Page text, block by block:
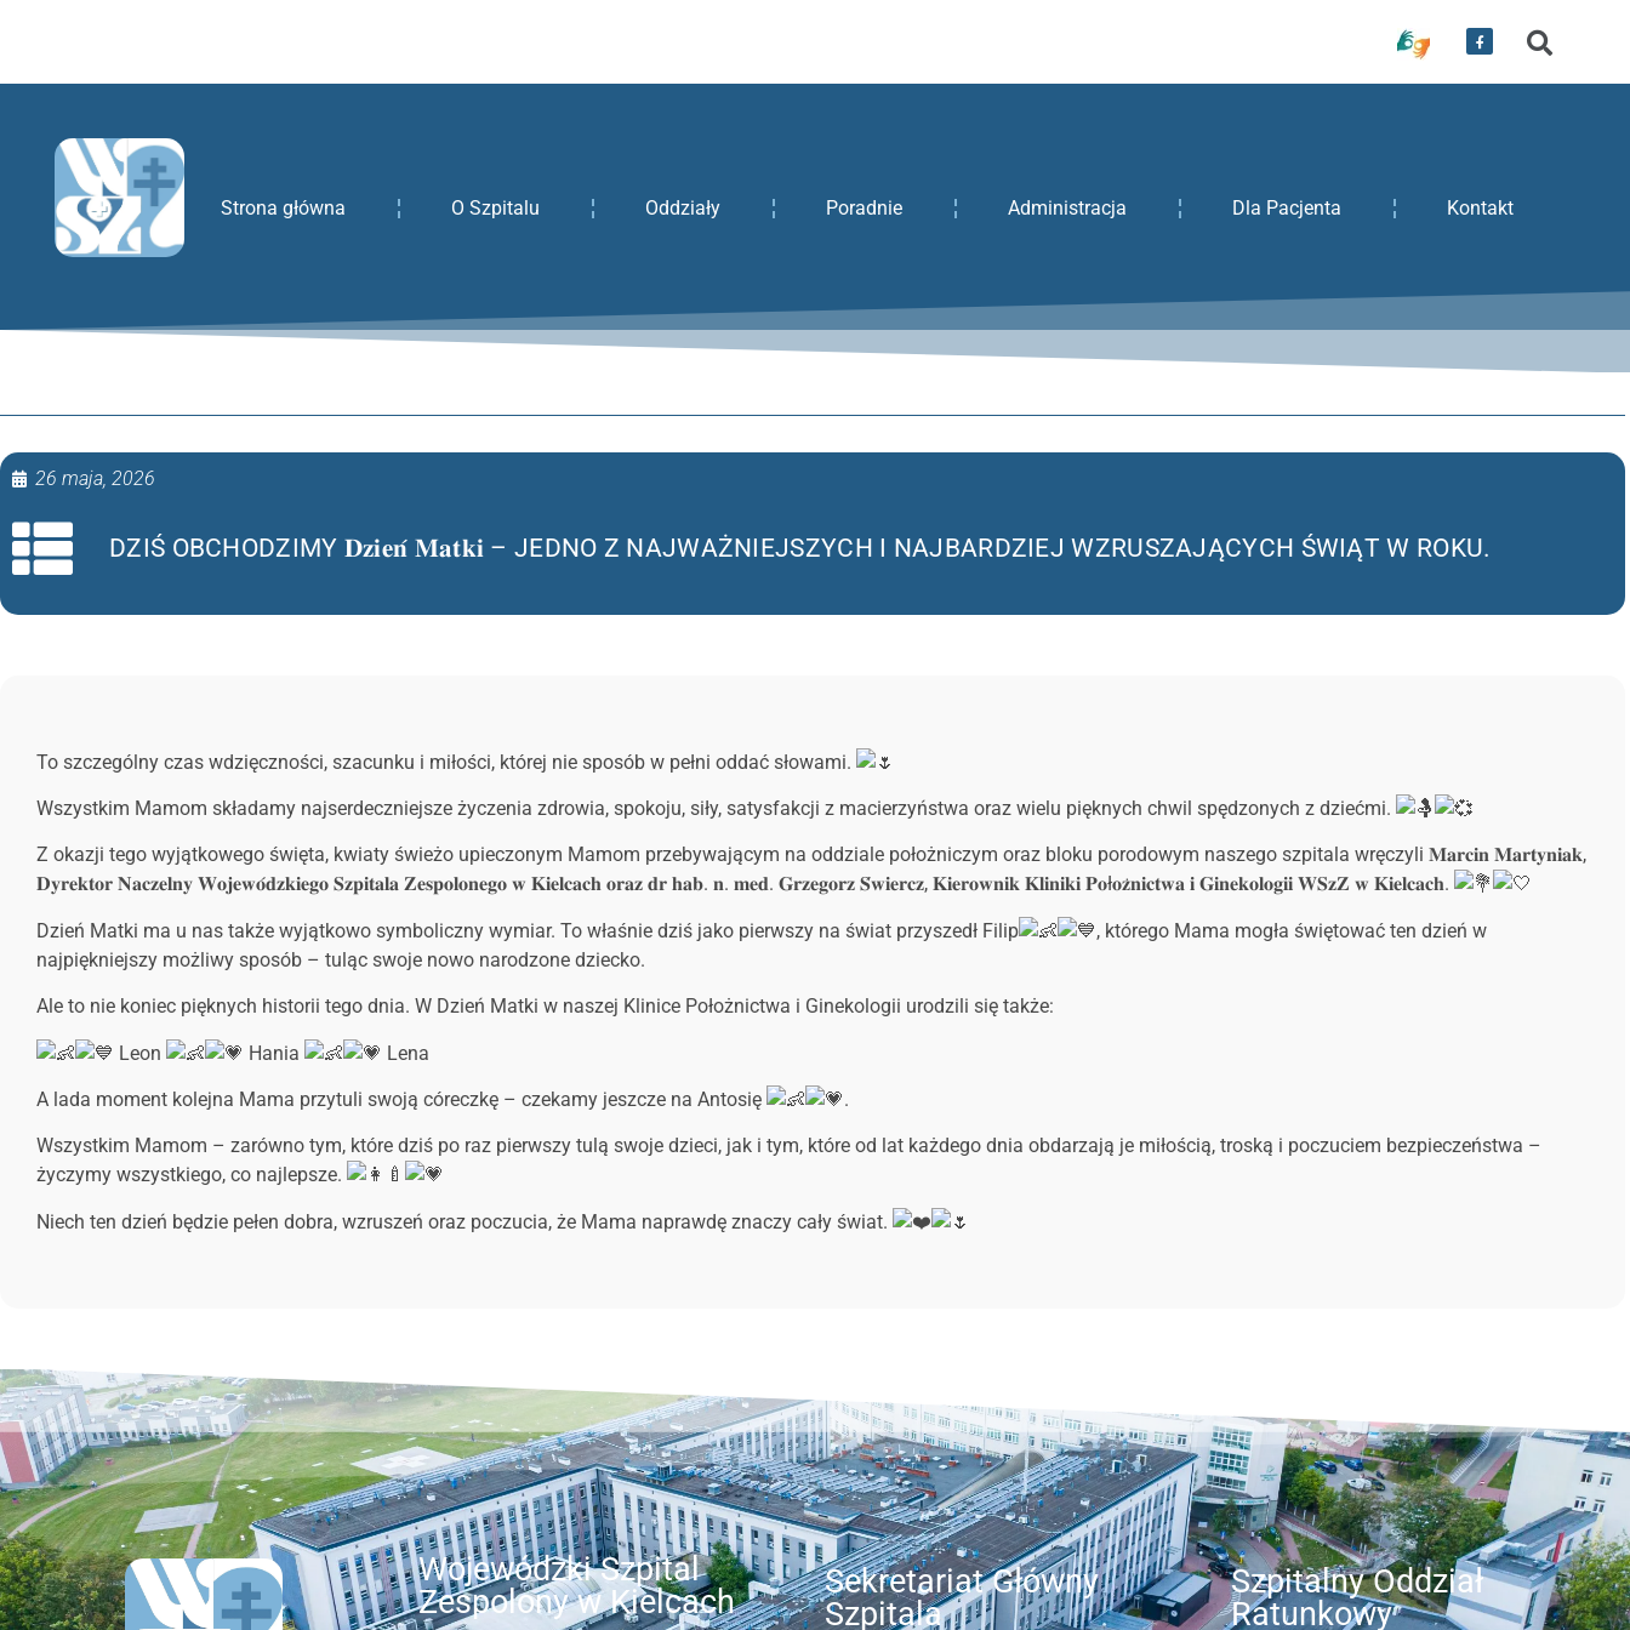
Strona główna O Szpitalu Oddziały Poradnie Administracja Dla Pacjenta Kontakt
26 maja, 2026
DZIŚ OBCHODZIMY 𝐃𝐳𝐢𝐞𝐧́ 𝐌𝐚𝐭𝐤𝐢 – JEDNO Z NAJWAŻNIEJSZYCH I NAJBARDZIEJ WZRUSZAJĄCYCH ŚWIĄT W ROKU.
To szczególny czas wdzięczności, szacunku i miłości, której nie sposób w pełni oddać słowami.
Wszystkim Mamom składamy najserdeczniejsze życzenia zdrowia, spokoju, siły, satysfakcji z macierzyństwa oraz wielu pięknych chwil spędzonych z dziećmi.
Z okazji tego wyjątkowego święta, kwiaty świeżo upieczonym Mamom przebywającym na oddziale położniczym oraz bloku porodowym naszego szpitala wręczyli 𝐌𝐚𝐫𝐜𝐢𝐧 𝐌𝐚𝐫𝐭𝐲𝐧𝐢𝐚𝐤,
𝐃𝐲𝐫𝐞𝐤𝐭𝐨𝐫 𝐍𝐚𝐜𝐳𝐞𝐥𝐧𝐲 𝐖𝐨𝐣𝐞𝐰𝐨́𝐝𝐳𝐤𝐢𝐞𝐠𝐨 𝐒𝐳𝐩𝐢𝐭𝐚𝐥𝐚 𝐙𝐞𝐬𝐩𝐨𝐥𝐨𝐧𝐞𝐠𝐨 𝐰 𝐊𝐢𝐞𝐥𝐜𝐚𝐜𝐡 𝐨𝐫𝐚𝐳 𝐝𝐫 𝐡𝐚𝐛. 𝐧. 𝐦𝐞𝐝. 𝐆𝐫𝐳𝐞𝐠𝐨𝐫𝐳 𝐒́𝐰𝐢𝐞𝐫𝐜𝐳, 𝐊𝐢𝐞𝐫𝐨𝐰𝐧𝐢𝐤 𝐊𝐥𝐢𝐧𝐢𝐤𝐢 𝐏𝐨ł𝐨𝐳̇𝐧𝐢𝐜𝐭𝐰𝐚 𝐢 𝐆𝐢𝐧𝐞𝐤𝐨𝐥𝐨𝐠𝐢𝐢 𝐖𝐒𝐳𝐙 𝐰 𝐊𝐢𝐞𝐥𝐜𝐚𝐜𝐡.
Dzień Matki ma u nas także wyjątkowo symboliczny wymiar. To właśnie dziś jako pierwszy na świat przyszedł Filip
, którego Mama mogła świętować ten dzień w
najpiękniejszy możliwy sposób – tuląc swoje nowo narodzone dziecko.
Ale to nie koniec pięknych historii tego dnia. W Dzień Matki w naszej Klinice Położnictwa i Ginekologii urodzili się także:
Leon Hania Lena
A lada moment kolejna Mama przytuli swoją córeczkę – czekamy jeszcze na Antosię .
Wszystkim Mamom – zarówno tym, które dziś po raz pierwszy tulą swoje dzieci, jak i tym, które od lat każdego dnia obdarzają je miłością, troską i poczuciem bezpieczeństwa –
życzymy wszystkiego, co najlepsze.
Niech ten dzień będzie pełen dobra, wzruszeń oraz poczucia, że Mama naprawdę znaczy cały świat.
Wojewódzki Szpital
Zespolony w Kielcach
Sekretariat Główny
Szpitala
Szpitalny Oddział
Ratunkowy